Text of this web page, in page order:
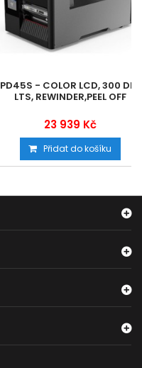
PD45S - COLOR LCD, 300 DPI,
LTS, REWINDER,PEEL OFF
23 939 Kč
Přidat do košíku